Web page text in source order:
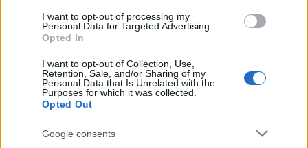
I want to opt-out of processing my
Personal Data for Targeted Advertising.
Opted In
I want to opt-out of Collection, Use,
Retention, Sale, and/or Sharing of my
Personal Data that Is Unrelated with the
Purposes for which it was collected.
Opted Out
Google consents
Olbia, divieto di sosta contro spaccio e degrado:
esplode la protesta